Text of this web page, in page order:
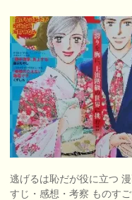
逃げるは恥だが役に立つ
すじ・感想・考察 ものす